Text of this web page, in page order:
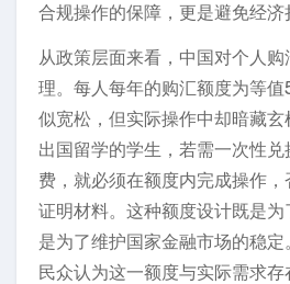
合规操作的保障，更是避免经济
从政策层面来看，中国对个人
理。每人每年的购汇额度为等
似宽松，但实际操作中却暗藏
出国留学的学生，若需一次性
费，就必须在额度内完成操作
证明材料。这种额度设计既是
是为了维护国家金融市场的稳
民众认为这一额度与实际需求